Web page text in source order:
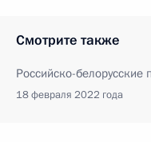
Смотрите также
Российско-белорусские
18 февраля 2022 года